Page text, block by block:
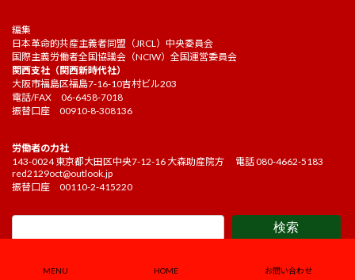
編集
日本革命的共産主義者同盟（JRCL）中央委員会
国際主義労働者全国協議会（NCIW）全国運営委員会
関西支社（関西新時代社）
大阪市福島区福島7-16-10吉村ビル203
電話/FAX 06-6458-7018
振替口座 00910-8-308136
労働者の力社
143-0024 東京都大田区中央7-12-16 大森助産院方 電話 080-4662-5183
red2129oct@outlook.jp
振替口座 00110-2-415220
検索
MENU HOME お問い合わせ